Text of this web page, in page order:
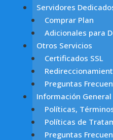
Servidores
Comprar Plan
Adicionales para
Otros Servicios
Certificados SSL
Preguntas
Información General
Políticas,
Políticas de
Preguntas